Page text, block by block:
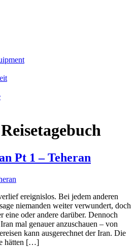
Reisetagebuch
Pt 1 – Teheran
ereignislos. Bei jedem anderen
niemanden weiter verwundert, doch
eine oder andere darüber. Dennoch
mal genauer anzuschauen – von
kann ausgerechnet der Iran. Die
hätten […]